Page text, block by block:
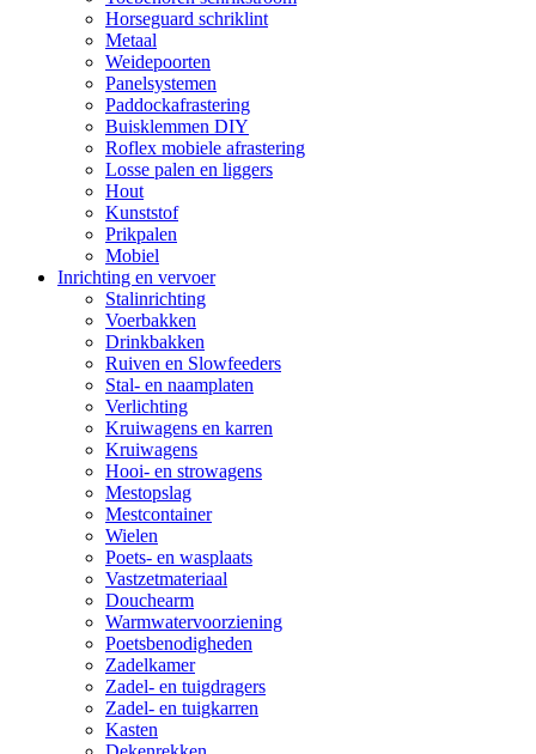
Horseguard schriklint
Metaal
Weidepoorten
Panelsystemen
Paddockafrastering
Buisklemmen DIY
Roflex mobiele afrastering
Losse palen en liggers
Hout
Kunststof
Prikpalen
Mobiel
Inrichting en vervoer
Stalinrichting
Voerbakken
Drinkbakken
Ruiven en Slowfeeders
Stal- en naamplaten
Verlichting
Kruiwagens en karren
Kruiwagens
Hooi- en strowagens
Mestopslag
Mestcontainer
Wielen
Poets- en wasplaats
Vastzetmateriaal
Douchearm
Warmwatervoorziening
Poetsbenodigheden
Zadelkamer
Zadel- en tuigdragers
Zadel- en tuigkarren
Kasten